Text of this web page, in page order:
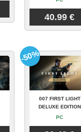
40.99 €
007 FIRST LIGHT
DELUXE EDITION
PC
-50%